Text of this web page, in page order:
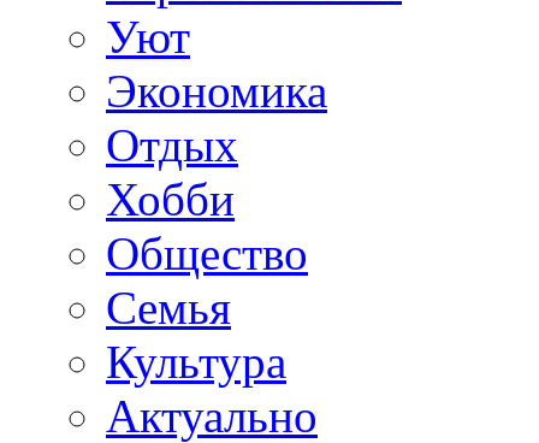
Уют
Экономика
Отдых
Хобби
Общество
Семья
Культура
Актуально